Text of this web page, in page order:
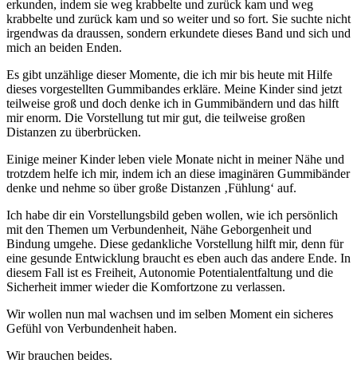
erkunden, indem sie weg krabbelte und zurück kam und weg
krabbelte und zurück kam und so weiter und so fort. Sie suchte nicht
irgendwas da draussen, sondern erkundete dieses Band und sich und
mich an beiden Enden.
Es gibt unzählige dieser Momente, die ich mir bis heute mit Hilfe
dieses vorgestellten Gummibandes erkläre. Meine Kinder sind jetzt
teilweise groß und doch denke ich in Gummibändern und das hilft
mir enorm. Die Vorstellung tut mir gut, die teilweise großen
Distanzen zu überbrücken.
Einige meiner Kinder leben viele Monate nicht in meiner Nähe und
trotzdem helfe ich mir, indem ich an diese imaginären Gummibänder
denke und nehme so über große Distanzen ‚Fühlung‘ auf.
Ich habe dir ein Vorstellungsbild geben wollen, wie ich persönlich
mit den Themen um Verbundenheit, Nähe Geborgenheit und
Bindung umgehe. Diese gedankliche Vorstellung hilft mir, denn für
eine gesunde Entwicklung braucht es eben auch das andere Ende. In
diesem Fall ist es Freiheit, Autonomie Potentialentfaltung und die
Sicherheit immer wieder die Komfortzone zu verlassen.
Wir wollen nun mal wachsen und im selben Moment ein sicheres
Gefühl von Verbundenheit haben.
Wir brauchen beides.